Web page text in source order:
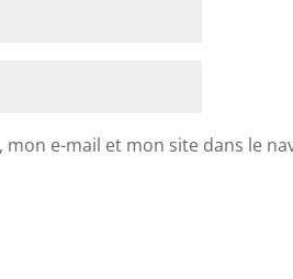
mon e-mail et mon site dans le